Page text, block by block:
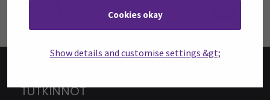
Cookies okay
Show details and customise settings &gt;
TUTKINNOT